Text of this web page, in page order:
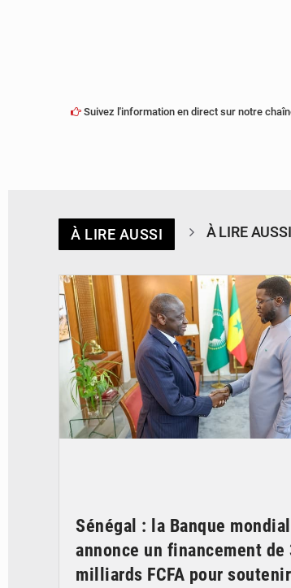
Suivez l'information en direct sur notre
À LIRE AUSSI À LIRE AUSSI
Sénégal : la Banque
annonce un financement de
milliards FCFA pour